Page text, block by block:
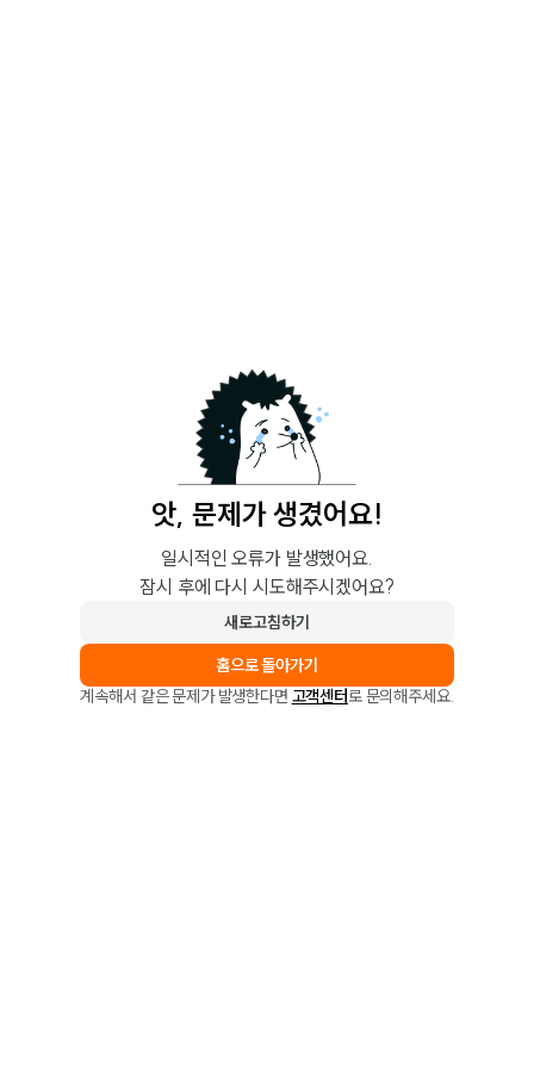
앗, 문제가 생겼어요!
일시적인 오류가 발생했어요.
잠시 후에 다시 시도해주시겠어요?
새로고침하기
홈으로 돌아가기
계속해서 같은 문제가 발생한다면 고객센터로 문의해주세요.